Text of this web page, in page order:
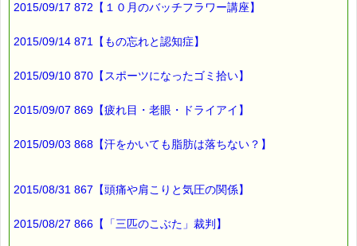
https://pass-thyme.com/guide/info.asp
▼ホームシック、やる気出ない（五月病・六月病）に役立ちま
■オススメの講座情報
━━━━━━━━━━━━━━━━━━━━☆
★Facebookに情報があります。
■ｅパスタイム通信編集長 ルコ＠千葉るみこ 編集後記
2015/09/17 872【１０月のバッチフラワー講座】
2015/09/14 871【もの忘れと認知症】
2015/09/10 870【スポーツになったゴミ拾い】
2015/09/07 869【疲れ目・老眼・ドライアイ】
2015/09/03 868【汗をかいても脂肪は落ちない？】
2015/08/31 867【頭痛や肩こりと気圧の関係】
2015/08/27 866【「三匹のこぶた」裁判】